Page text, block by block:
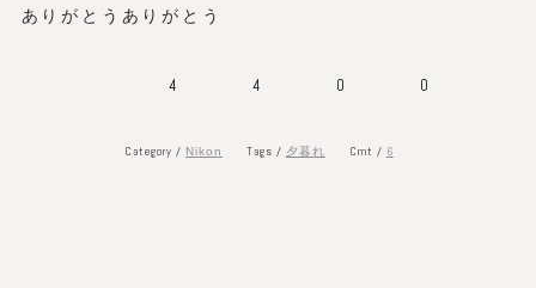
ありがとうありがとう
4 4 0 0
Category / Nikon Tags / 夕暮れ Cmt / 6